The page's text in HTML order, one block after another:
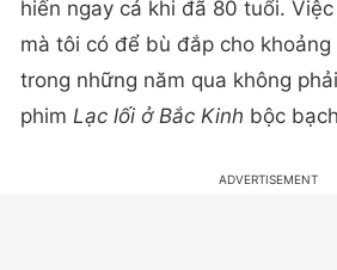
hiến ngay cả khi đã 80 tuổi.
mà tôi có để bù đắp cho
trong những năm qua không
phim Lạc lối ở Bắc Kinh bộc